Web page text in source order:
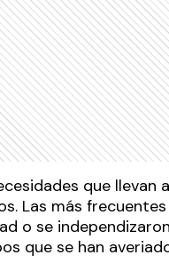
que
Las más
o se
que se han